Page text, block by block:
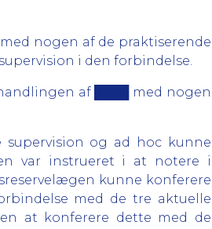
nogen af de praktiserende
i den forbindelse.
af ████ med nogen
supervision og ad hoc kunne
var instrueret i at notere i
kunne konferere
med de tre aktuelle
at konferere dette med de